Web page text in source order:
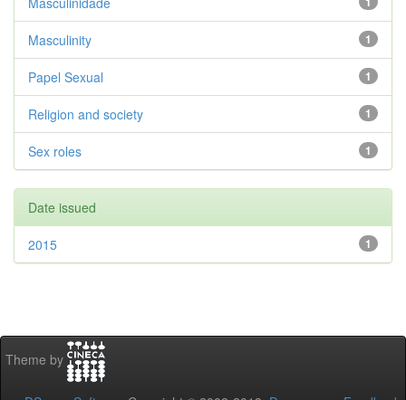
1
Masculinity
1
Papel Sexual
1
Religion and society
1
Sex roles
Date issued
1
2015
Theme by